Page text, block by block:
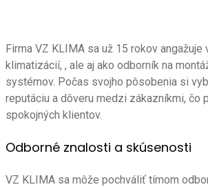
Firma VZ KLIMA sa už 15 rokov angažuje
klimatizácií, , ale aj ako odborník na
systémov. Počas svojho pôsobenia si
reputáciu a dôveru medzi zákazníkmi, čo
spokojných klientov.
Odborné znalosti a skúsenosti
VZ KLIMA sa môže pochváliť tímom